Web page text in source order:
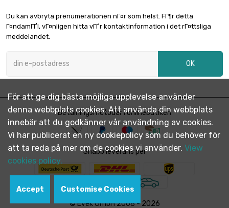
Du kan avbryta prenumerationen nГ¤r som helst. FГ¶r detta
Г¤ndamГҐl, vГ¤nligen hitta vГҐr kontaktinformation i det rГ¤ttsliga
meddelandet.
OK
Betalningsmetoder i onlinebutiken
Snabb leverans per
© Evek GmbH 2008 - 2026
För att ge dig bästa möjliga upplevelse använder
denna webbplats cookies. Att använda din webbplats
innebär att du godkänner vår användning av cookies.
Vi har publicerat en ny cookiepolicy som du behöver för
att ta reda på mer om de cookies vi använder. View
cookies policy.
Accept Customise Cookies